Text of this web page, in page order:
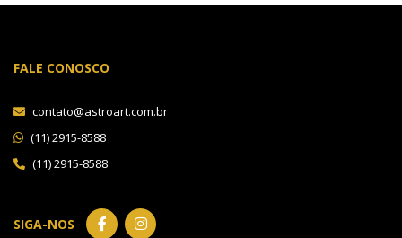
FALE CONOSCO
contato@astroart.com.br
(11) 2915-8588
(11) 2915-8588
SIGA-NOS